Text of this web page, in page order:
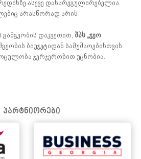
ასევე დასარეგულირებელია
არასწორად არის
დაკვეთით, შპს „ჯეო
ბიუჯეტიდან სამუშაოებისთვის
ჯერჯერობით უცნობია.
პარტნიორები